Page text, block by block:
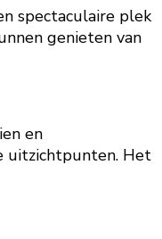
spectaculaire plek
genieten van
en
uitzichtpunten. Het